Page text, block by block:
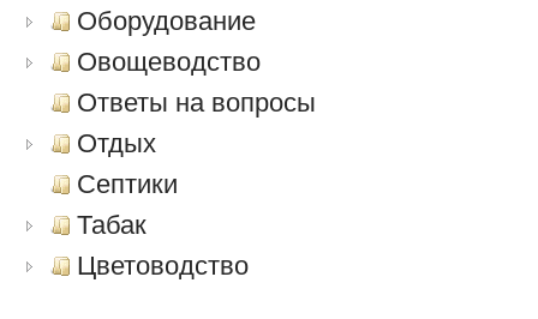
Оборудование
Овощеводство
Ответы на вопросы
Отдых
Септики
Табак
Цветоводство